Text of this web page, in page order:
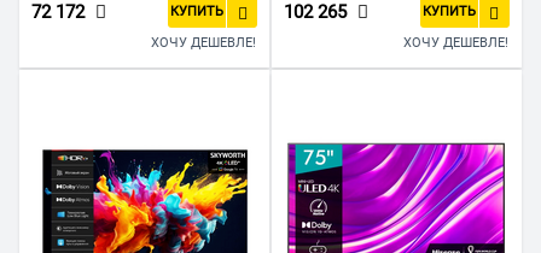
72 172 КУПИТЬ
ХОЧУ ДЕШЕВЛЕ!
102 265 КУПИТЬ
ХОЧУ ДЕШЕВЛЕ!